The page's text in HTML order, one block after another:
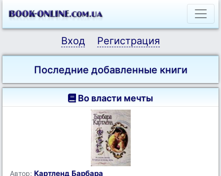
Вход Регистрация
Последние добавленные книги
Во власти мечты
Автор: Картленд Барбара